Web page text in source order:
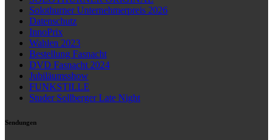
Solothurner Unternehmerpreis 2026
Datenschutz
InnoPrix
Wahlen 2023
Bestellung Fasnacht
DVD Fasnacht 2024
Jubiläumsshow
FUNKSTILLE
Studer Sollberger Late Night
Sendungen